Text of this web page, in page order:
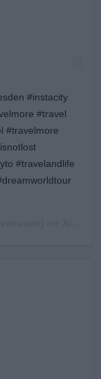
#instacity
#travel
#travelmore
#travelandlife